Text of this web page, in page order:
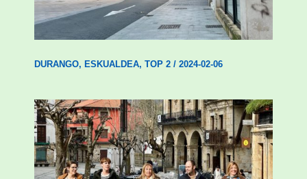
Udal etxebizitza tasatuei buruzko lehen
ordenantza izango du Durangok
DURANGO, ESKUALDEA, TOP 2/ 2024-02-06